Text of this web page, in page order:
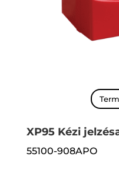
XP95 Kézi
55100-908APO